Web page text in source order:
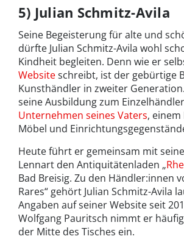
5) Julian Schmitz-Avila
Seine Begeisterung für alte und
dürfte Julian Schmitz-Avila wohl
Kindheit begleiten. Denn wie er
Websiteschreibt, ist der gebürtige
Kunsthändler in zweiter
seine Ausbildung zum
Unternehmen seines Vaters,
Möbel und
Heute führt er gemeinsam mit
Lennart den Antiquitätenladen „
Bad Breisig. Zu den Händler:innen
Rares“ gehört Julian Schmitz-Avila
Angaben auf seiner Website seit
Wolfgang Pauritsch nimmt er
der Mitte des Tisches ein.